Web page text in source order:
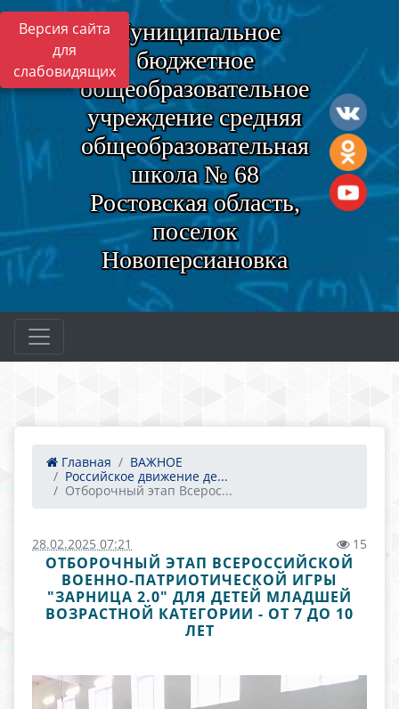
Версия сайта
для
слабовидящих
Муниципальное
бюджетное
общеобразовательное
учреждение средняя
общеобразовательная
школа № 68
Ростовская область,
поселок
Новоперсиановка
Главная
ВАЖНОЕ
Российское движение де...
Отборочный этап Всерос...
28.02.2025 07:21 15
ОТБОРОЧНЫЙ ЭТАП ВСЕРОССИЙСКОЙ
ВОЕННО-ПАТРИОТИЧЕСКОЙ ИГРЫ
"ЗАРНИЦА 2.0" ДЛЯ ДЕТЕЙ МЛАДШЕЙ
ВОЗРАСТНОЙ КАТЕГОРИИ - ОТ 7 ДО 10
ЛЕТ